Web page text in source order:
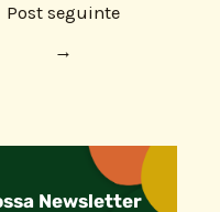
Post seguinte
→
Newsletter